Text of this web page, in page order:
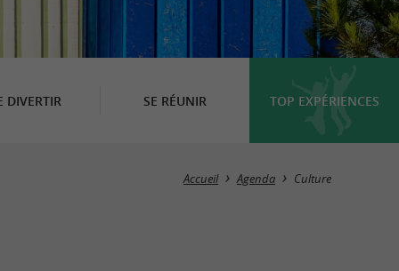
DIVERTIR SE RÉUNIR TOP EXPÉRIENCES
Masquer la carte
Accueil Agenda Culture